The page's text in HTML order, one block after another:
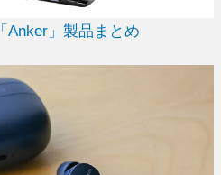
「Anker」製品まとめ